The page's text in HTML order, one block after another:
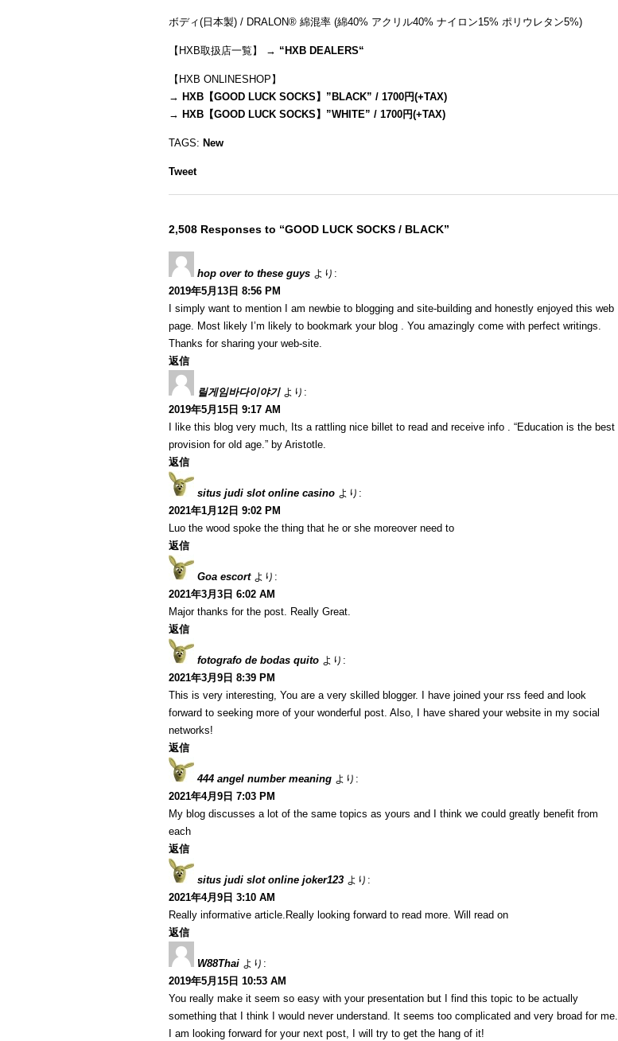
ボディ(日本製) / DRALON® 綿混率 (綿40% アクリル40% ナイロン15% ポリウレタン5%)
【HXB取扱店一覧】 → “ HXB DEALERS“
【HXB ONLINESHOP】
→ HXB【GOOD LUCK SOCKS】”BLACK” / 1700円(+TAX)
→ HXB【GOOD LUCK SOCKS】”WHITE” / 1700円(+TAX)
TAGS: New
Tweet
2,508 Responses to “GOOD LUCK SOCKS / BLACK”
hop over to these guys より:
2019年5月13日 8:56 PM
I simply want to mention I am newbie to blogging and site-building and honestly enjoyed this web
page. Most likely I’m likely to bookmark your blog . You amazingly come with perfect writings.
Thanks for sharing your web-site.
返信
릴게임바다이야기 より:
2019年5月15日 9:17 AM
I like this blog very much, Its a rattling nice billet to read and receive info . “Education is the best
provision for old age.” by Aristotle.
返信
situs judi slot online casino より:
2021年1月12日 9:02 PM
Luo the wood spoke the thing that he or she moreover need to
返信
Goa escort より:
2021年3月3日 6:02 AM
Major thanks for the post. Really Great.
返信
fotografo de bodas quito より:
2021年3月9日 8:39 PM
This is very interesting, You are a very skilled blogger. I have joined your rss feed and look
forward to seeking more of your wonderful post. Also, I have shared your website in my social
networks!
返信
444 angel number meaning より:
2021年4月9日 7:03 PM
My blog discusses a lot of the same topics as yours and I think we could greatly benefit from
each
返信
situs judi slot online joker123 より:
2021年4月9日 3:10 AM
Really informative article.Really looking forward to read more. Will read on
返信
W88Thai より:
2019年5月15日 10:53 AM
You really make it seem so easy with your presentation but I find this topic to be actually
something that I think I would never understand. It seems too complicated and very broad for me.
I am looking forward for your next post, I will try to get the hang of it!